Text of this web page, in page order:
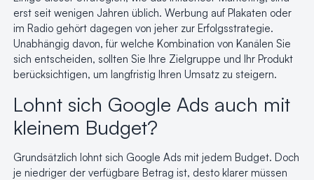
erst seit wenigen Jahren üblich. Werbung auf Plakaten oder
im Radio gehört dagegen von jeher zur Erfolgsstrategie.
Unabhängig davon, für welche Kombination von Kanälen Sie
sich entscheiden, sollten Sie Ihre Zielgruppe und Ihr Produkt
berücksichtigen, um langfristig Ihren Umsatz zu steigern.
Lohnt sich Google Ads auch mit
kleinem Budget?
Grundsätzlich lohnt sich Google Ads mit jedem Budget. Doch
je niedriger der verfügbare Betrag ist, desto klarer müssen